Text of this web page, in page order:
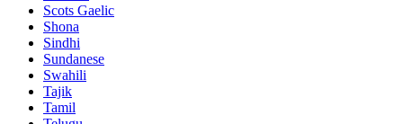
Scots Gaelic
Shona
Sindhi
Sundanese
Swahili
Tajik
Tamil